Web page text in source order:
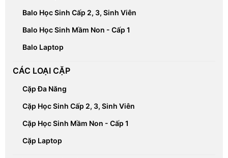
Balo Học Sinh Cấp 2, 3, Sinh Viên
Balo Học Sinh Mầm Non - Cấp 1
Balo Laptop
CÁC LOẠI CẶP
Cặp Đa Năng
Cặp Học Sinh Cấp 2, 3, Sinh Viên
Cặp Học Sinh Mầm Non - Cấp 1
Cặp Laptop